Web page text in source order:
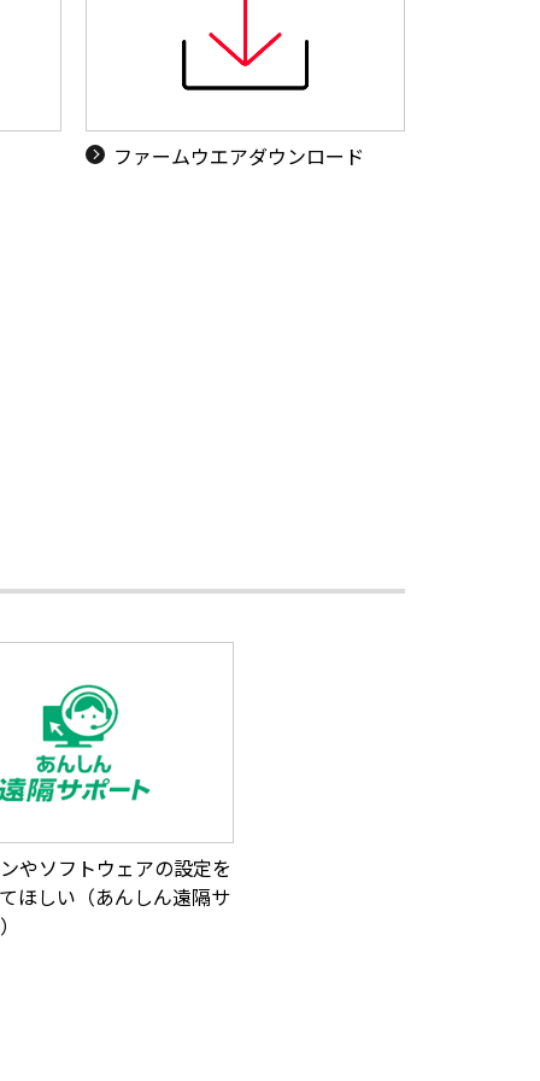
ファームウエアダウンロード
やソフトウェアの設定を
ほしい（あんしん遠隔サ